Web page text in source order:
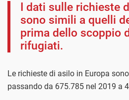
I dati sulle richieste
sono simili a quelli
prima dello scoppio
rifugiati.
Le richieste di asilo in Europa
passando da 675.785 nel 2019 a